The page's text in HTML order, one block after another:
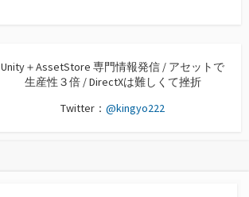
Unity＋AssetStore 専門情報発信 / アセットで
生産性３倍 / DirectXは難しくて挫折
Twitter： @kingyo222